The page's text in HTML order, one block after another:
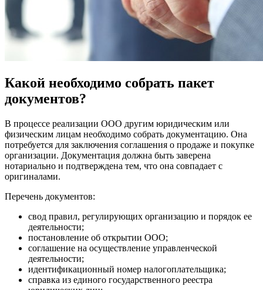
Какой необходимо собрать пакет
документов?
В процессе реализации ООО другим юридическим или
физическим лицам необходимо собрать документацию. Она
потребуется для заключения соглашения о продаже и покупке
организации. Документация должна быть заверена
нотариально и подтверждена тем, что она совпадает с
оригиналами.
Перечень документов:
свод правил, регулирующих организацию и порядок ее
деятельности;
постановление об открытии ООО;
соглашение на осуществление управленческой
деятельности;
идентификационный номер налогоплательщика;
справка из единого государственного реестра